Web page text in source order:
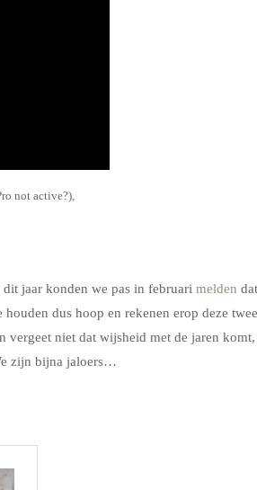
not active?),
jaar konden we pas in februari melden dat
dus hoop en rekenen erop deze twee
vergeet niet dat wijsheid met de jaren komt,
zijn bijna jaloers…